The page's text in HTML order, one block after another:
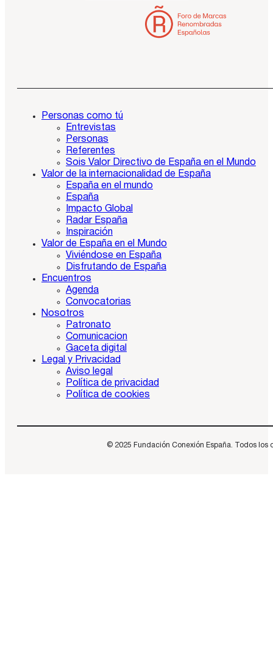
Personas como tú
Entrevistas
Personas
Referentes
Sois Valor Directivo de España en el Mundo
Valor de la internacionalidad de España
España en el mundo
España
Impacto Global
Radar España
Inspiración
Valor de España en el Mundo
Viviéndose en España
Disfrutando de España
Encuentros
Agenda
Convocatorias
Nosotros
Patronato
Comunicacion
Gaceta digital
Legal y Privacidad
Aviso legal
Política de privacidad
Política de cookies
© 2025 Fundación Conexión España. Todos los